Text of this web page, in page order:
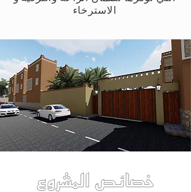
خصائص المشروع
الاسترخاء